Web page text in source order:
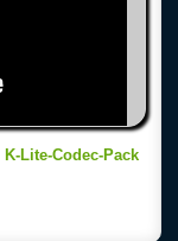
K-Lite-Codec-Pack